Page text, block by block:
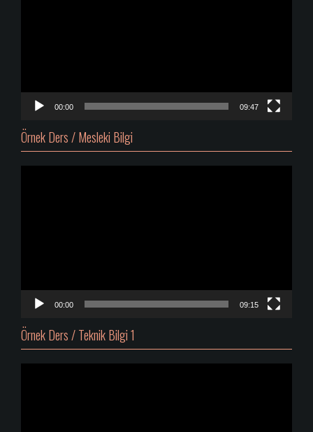
00:00 09:47
Örnek Ders / Mesleki Bilgi
00:00 09:15
Örnek Ders / Teknik Bilgi 1